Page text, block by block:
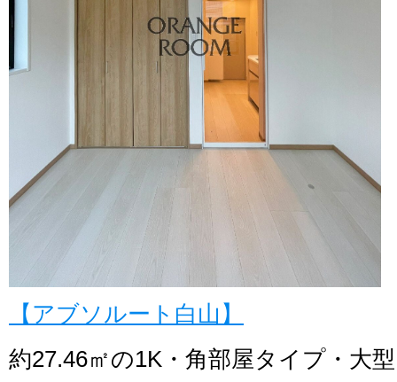
【アブソルート白山】
約27.46㎡の1K・角部屋タイプ・大